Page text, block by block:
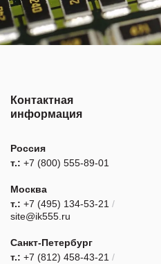
Контактная
информация
Россия
т.: +7 (800) 555-89-01
Москва
т.: +7 (495) 134-53-21 /
site@ik555.ru
Санкт-Петербург
т.: +7 (812) 458-43-21 /